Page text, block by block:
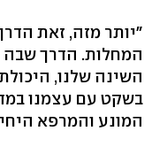
"יותר מזה, זאת
המחלות. הדרך שבה
השינה שלנו,
בשקט עם עצמנו
המונע והמרפא